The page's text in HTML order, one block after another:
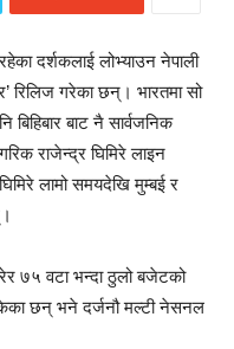
दर्शकलाई लोभ्याउन नेपाली
रिलिज गरेका छन्। भारतमा सो
बिहिबार बाट नै सार्वजनिक
राजेन्द्र घिमिरे लाइन
लामो समयदेखि मुम्बई र
७५ वटा भन्दा ठुलो बजेटको
छन् भने दर्जनौ मल्टी नेसनल